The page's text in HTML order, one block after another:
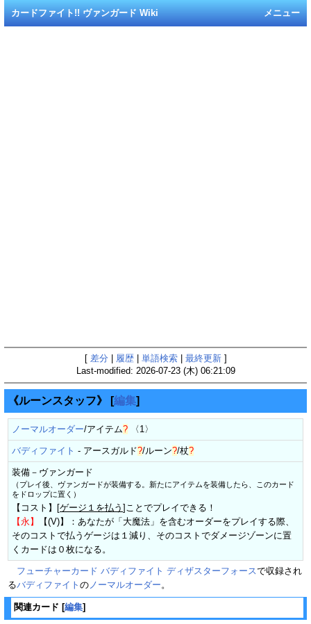
メニュー
カードファイト!! ヴァンガード Wiki
[ 差分 履歴| 単語検索| 最終更新]
Last-modified: 2026-07-23 (木) 06:21:09
《ルーンスタッフ》 [編集]
ノーマルオーダー/アイテム? 〈1〉
バディファイト - アースガルド?/ルーン?/杖?
装備－ヴァンガード
（プレイ後、ヴァンガードが装備する。新たにアイテムを装備したら、このカード
をドロップに置く）
【コスト】[ゲージ１を払う ]ことでプレイできる！
【永】
【(V)】：あなたが「大魔法」を含むオーダーをプレイする際、
そのコストで払うゲージは１減り、そのコストでダメージゾーンに置
くカードは０枚になる。
フューチャーカード バディファイト ディザスターフォースで収録され
るバディファイト のノーマルオーダー。
関連カード [編集]